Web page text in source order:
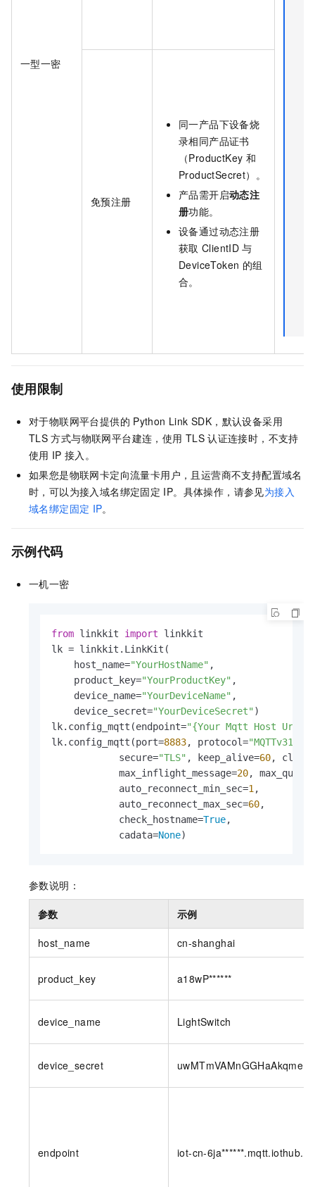
一型一密
免预注册
同一产品下设备烧
录相同产品证书
（ProductKey 和
ProductSecret）。
产品需开启动态注
册功能。
设备通过动态注册
获取 ClientID 与
DeviceToken 的组
合。
使用限制
对于物联网平台提供的 Python Link SDK，默认设备采用
TLS 方式与物联网平台建连，使用 TLS 认证连接时，不支持
使用 IP 接入。
如果您是物联网卡定向流量卡用户，且运营商不支持配置域名
时，可以为接入域名绑定固定 IP。具体操作，请参见为接入
域名绑定固定 IP。
示例代码
一机一密
from linkkit import linkkit
lk = linkkit.LinkKit(
    host_name=
"YourHostName" ,
    product_key=
"YourProductKey" ,
    device_name=
"YourDeviceName" ,
    device_secret=
"YourDeviceSecret" )
lk.config_mqtt(endpoint="{Your Mqtt Host Url}"
lk.config_mqtt(port=8883, protocol="MQTTv311"
            secure=
"TLS" , keep_alive=60,
            max_inflight_message=
20,
            auto_reconnect_min_sec=
1,
            auto_reconnect_max_sec=
60,
            check_hostname=
True,
            cadata=
None)
参数说明：
参数 示例
host_name cn-shanghai
product_key a18wP******
device_name LightSwitch
device_secret
endpoint iot-cn-